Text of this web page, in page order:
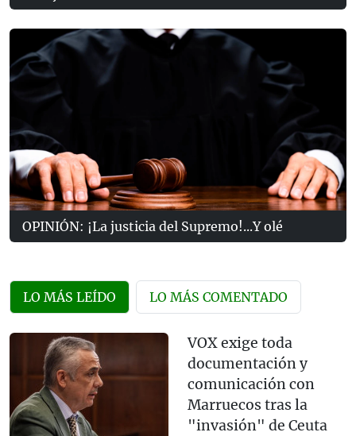
OPINIÓN: ¡La justicia del Supremo!...Y olé
LO MÁS LEÍDO LO MÁS COMENTADO
VOX exige toda
documentación y
comunicación con
Marruecos tras la
"invasión" de Ceuta